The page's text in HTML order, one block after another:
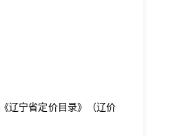
辽宁省定价目录》（辽价